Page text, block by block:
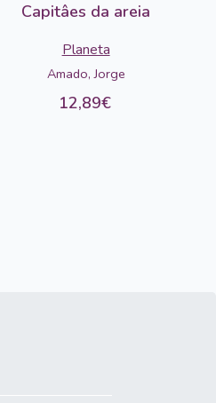
Capitâes da areia
Planeta
Amado, Jorge
12,89€